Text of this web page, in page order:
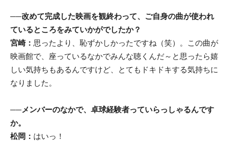
──改めて完成した映画を観終わって、ご自身の曲が使われ
ているところをみていかがでしたか？
宮崎： 思ったより、恥ずかしかったですね（笑）。この曲が
映画館で、座っているなかでみんな聴くんだ～と思ったら嬉
しい気持ちもあるんですけど、とてもドキドキする気持ちに
なりました。
──メンバーのなかで、卓球経験者っていらっしゃるんです
か。
松岡： はいっ！